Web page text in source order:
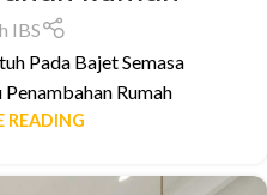
IBS
Pada Bajet Semasa
Rumah
READING